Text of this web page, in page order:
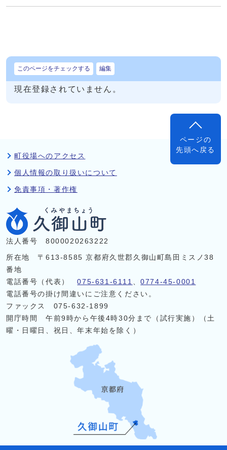
このページをチェックする 編集
現在登録されていません。
ページの
先頭へ戻る
町役場へのアクセス
個人情報の取り扱いについて
免責事項・著作権
法人番号 8000020263222
所在地 〒613-8585 京都府久世郡久御山町島田ミスノ38
番地
電話番号（代表）075-631-6111 、0774-45-0001
電話番号の掛け間違いにご注意ください。
ファックス 075-632-1899
開庁時間 午前9時から午後4時30分まで（試行実施）（土
曜・日曜日、祝日、年末年始を除く）